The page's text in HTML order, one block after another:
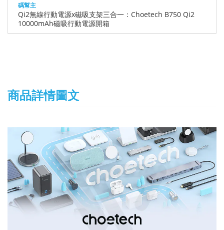
碼幫主
Qi2無線行動電源x磁吸支架三合一：Choetech B750 Qi2
10000mAh磁吸行動電源開箱
商品詳情圖文